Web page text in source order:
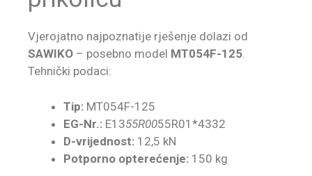
Vjerojatno najpoznatije rješenje dolazi od
SAWIKO – posebno model MT054F-125.
Tehnički podaci:
Tip: MT054F-125
EG-Nr.: E1355R0055R01*4332
D-vrijednost: 12,5 kN
Potporno opterećenje: 150 kg